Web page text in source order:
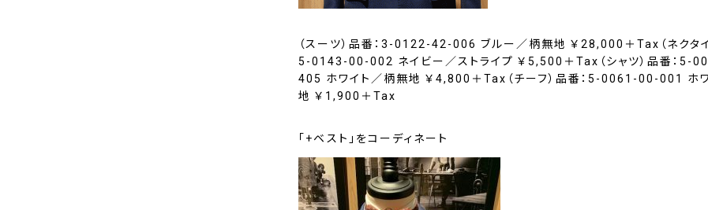
（スーツ）品番：3-0122-42-006 ブルー／柄無地 ￥28,000＋Tax（ネクタイ
5-0143-00-002 ネイビー／ストライプ ￥5,500＋Tax（シャツ）品番：5-
405 ホワイト／柄無地 ￥4,800＋Tax（チーフ）品番：5-0061-00-001 ホ
地 ￥1,900＋Tax
「 +ベスト 」をコーディネート